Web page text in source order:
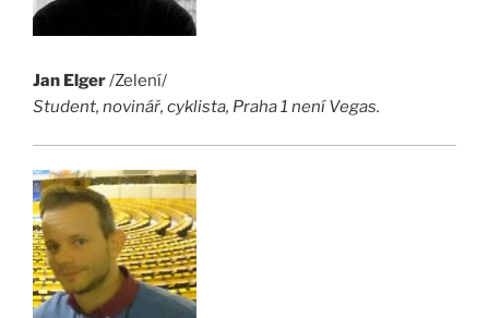
Jan Elger/Zelení/
Student, novinář, cyklista, Praha 1 není Vegas.